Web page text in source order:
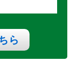
ら